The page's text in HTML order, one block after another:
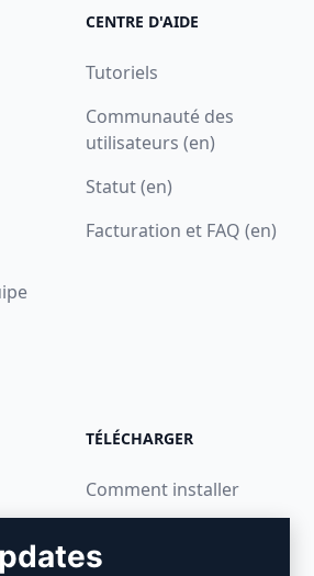
CENTRE D'AIDE
Tutoriels
Communauté des
utilisateurs (en)
Statut (en)
Facturation et FAQ (en)
TÉLÉCHARGER
Comment installer